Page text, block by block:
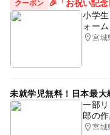
予約はこちらから
クーポン
🎉「お祝い記
小学
ォー
宮城
未就学児無料！日本最
一部
郎の
宮城